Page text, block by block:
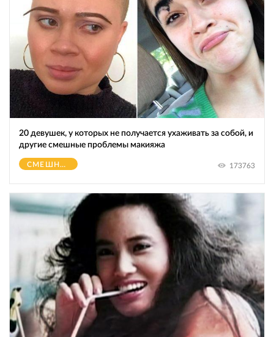
20 девушек, у которых не получается ухаживать за собой, и
другие смешные проблемы макияжа
СМЕШНОЕ 173763